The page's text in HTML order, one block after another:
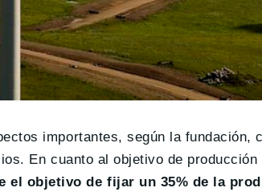
importantes, según la fundación,
En cuanto al objetivo de
el objetivo de fijar un 35% de la